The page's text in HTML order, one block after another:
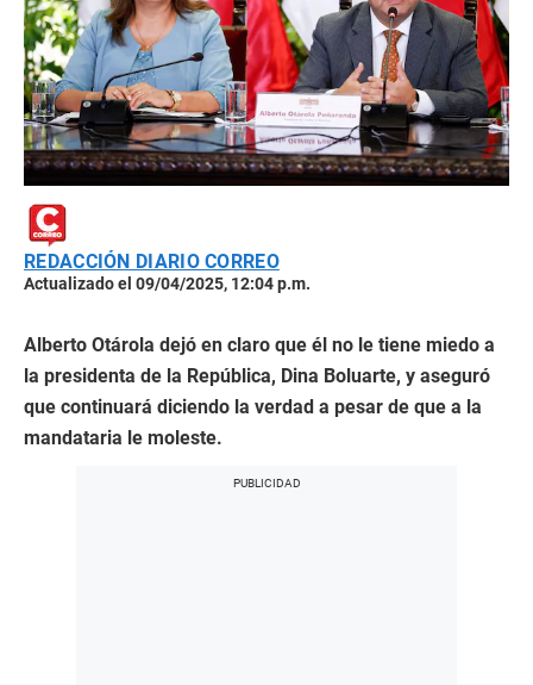
REDACCIÓN DIARIO CORREO
Actualizado el 09/04/2025, 12:04 p.m.
Alberto Otárola dejó en claro que él no le tiene miedo a
la presidenta de la República, Dina Boluarte, y aseguró
que continuará diciendo la verdad a pesar de que a la
mandataria le moleste.